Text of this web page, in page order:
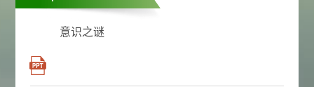
意识之谜